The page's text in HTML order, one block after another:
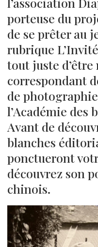
porteuse du
de se prêter au
rubrique
tout juste d’être
correspondant
de
l’Académie des
Avant de
blanches
ponctueront
découvrez son
chinois.